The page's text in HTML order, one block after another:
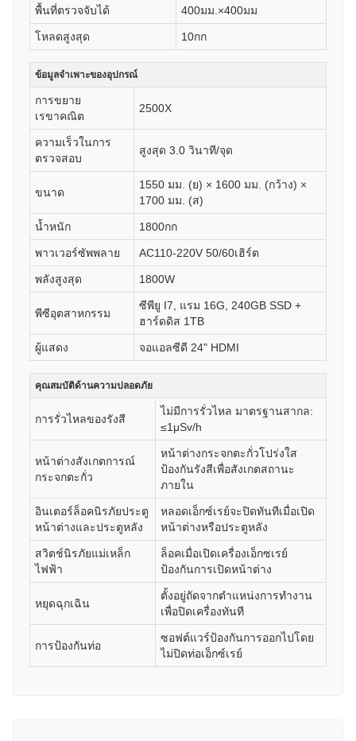
พื้นที่ตรวจจับได้ 400มม.×400มม
โหลดสูงสุด 10กก
ข้อมูลจำเพาะของอุปกรณ์
การขยาย
เรขาคณิต
2500X
ความเร็วในการ
ตรวจสอบ
สูงสุด 3.0 วินาที/จุด
ขนาด
1550 มม. (ย) × 1600 มม. (กว้าง) ×
1700 มม. (ส)
น้ำหนัก 1800กก
พาวเวอร์ซัพพลาย AC110-220V 50/60เฮิร์ต
พลังสูงสุด 1800W
พีซีอุตสาหกรรม
ซีพียู I7, แรม 16G, 240GB SSD +
ฮาร์ดดิส 1TB
ผู้แสดง จอแอลซีดี 24" HDMI
คุณสมบัติด้านความปลอดภัย
การรั่วไหลของรังสี
ไม่มีการรั่วไหล มาตรฐานสากล:
≤1μSv/h
หน้าต่างสังเกตการณ์
กระจกตะกั่ว
หน้าต่างกระจกตะกั่วโปร่งใส
ป้องกันรังสีเพื่อสังเกตสถานะ
ภายใน
อินเตอร์ล็อคนิรภัยประตู
หน้าต่างและประตูหลัง
หลอดเอ็กซ์เรย์จะปิดทันทีเมื่อเปิด
หน้าต่างหรือประตูหลัง
สวิตช์นิรภัยแม่เหล็ก
ไฟฟ้า
ล็อคเมื่อเปิดเครื่องเอ็กซเรย์
ป้องกันการเปิดหน้าต่าง
หยุดฉุกเฉิน
ตั้งอยู่ถัดจากตำแหน่งการทำงาน
เพื่อปิดเครื่องทันที
การป้องกันท่อ
ซอฟต์แวร์ป้องกันการออกไปโดย
ไม่ปิดท่อเอ็กซ์เรย์